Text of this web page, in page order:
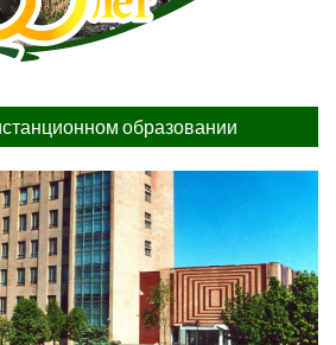
образовании